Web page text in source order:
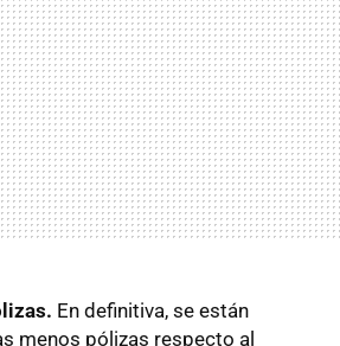
En definitiva, se están
menos pólizas respecto al